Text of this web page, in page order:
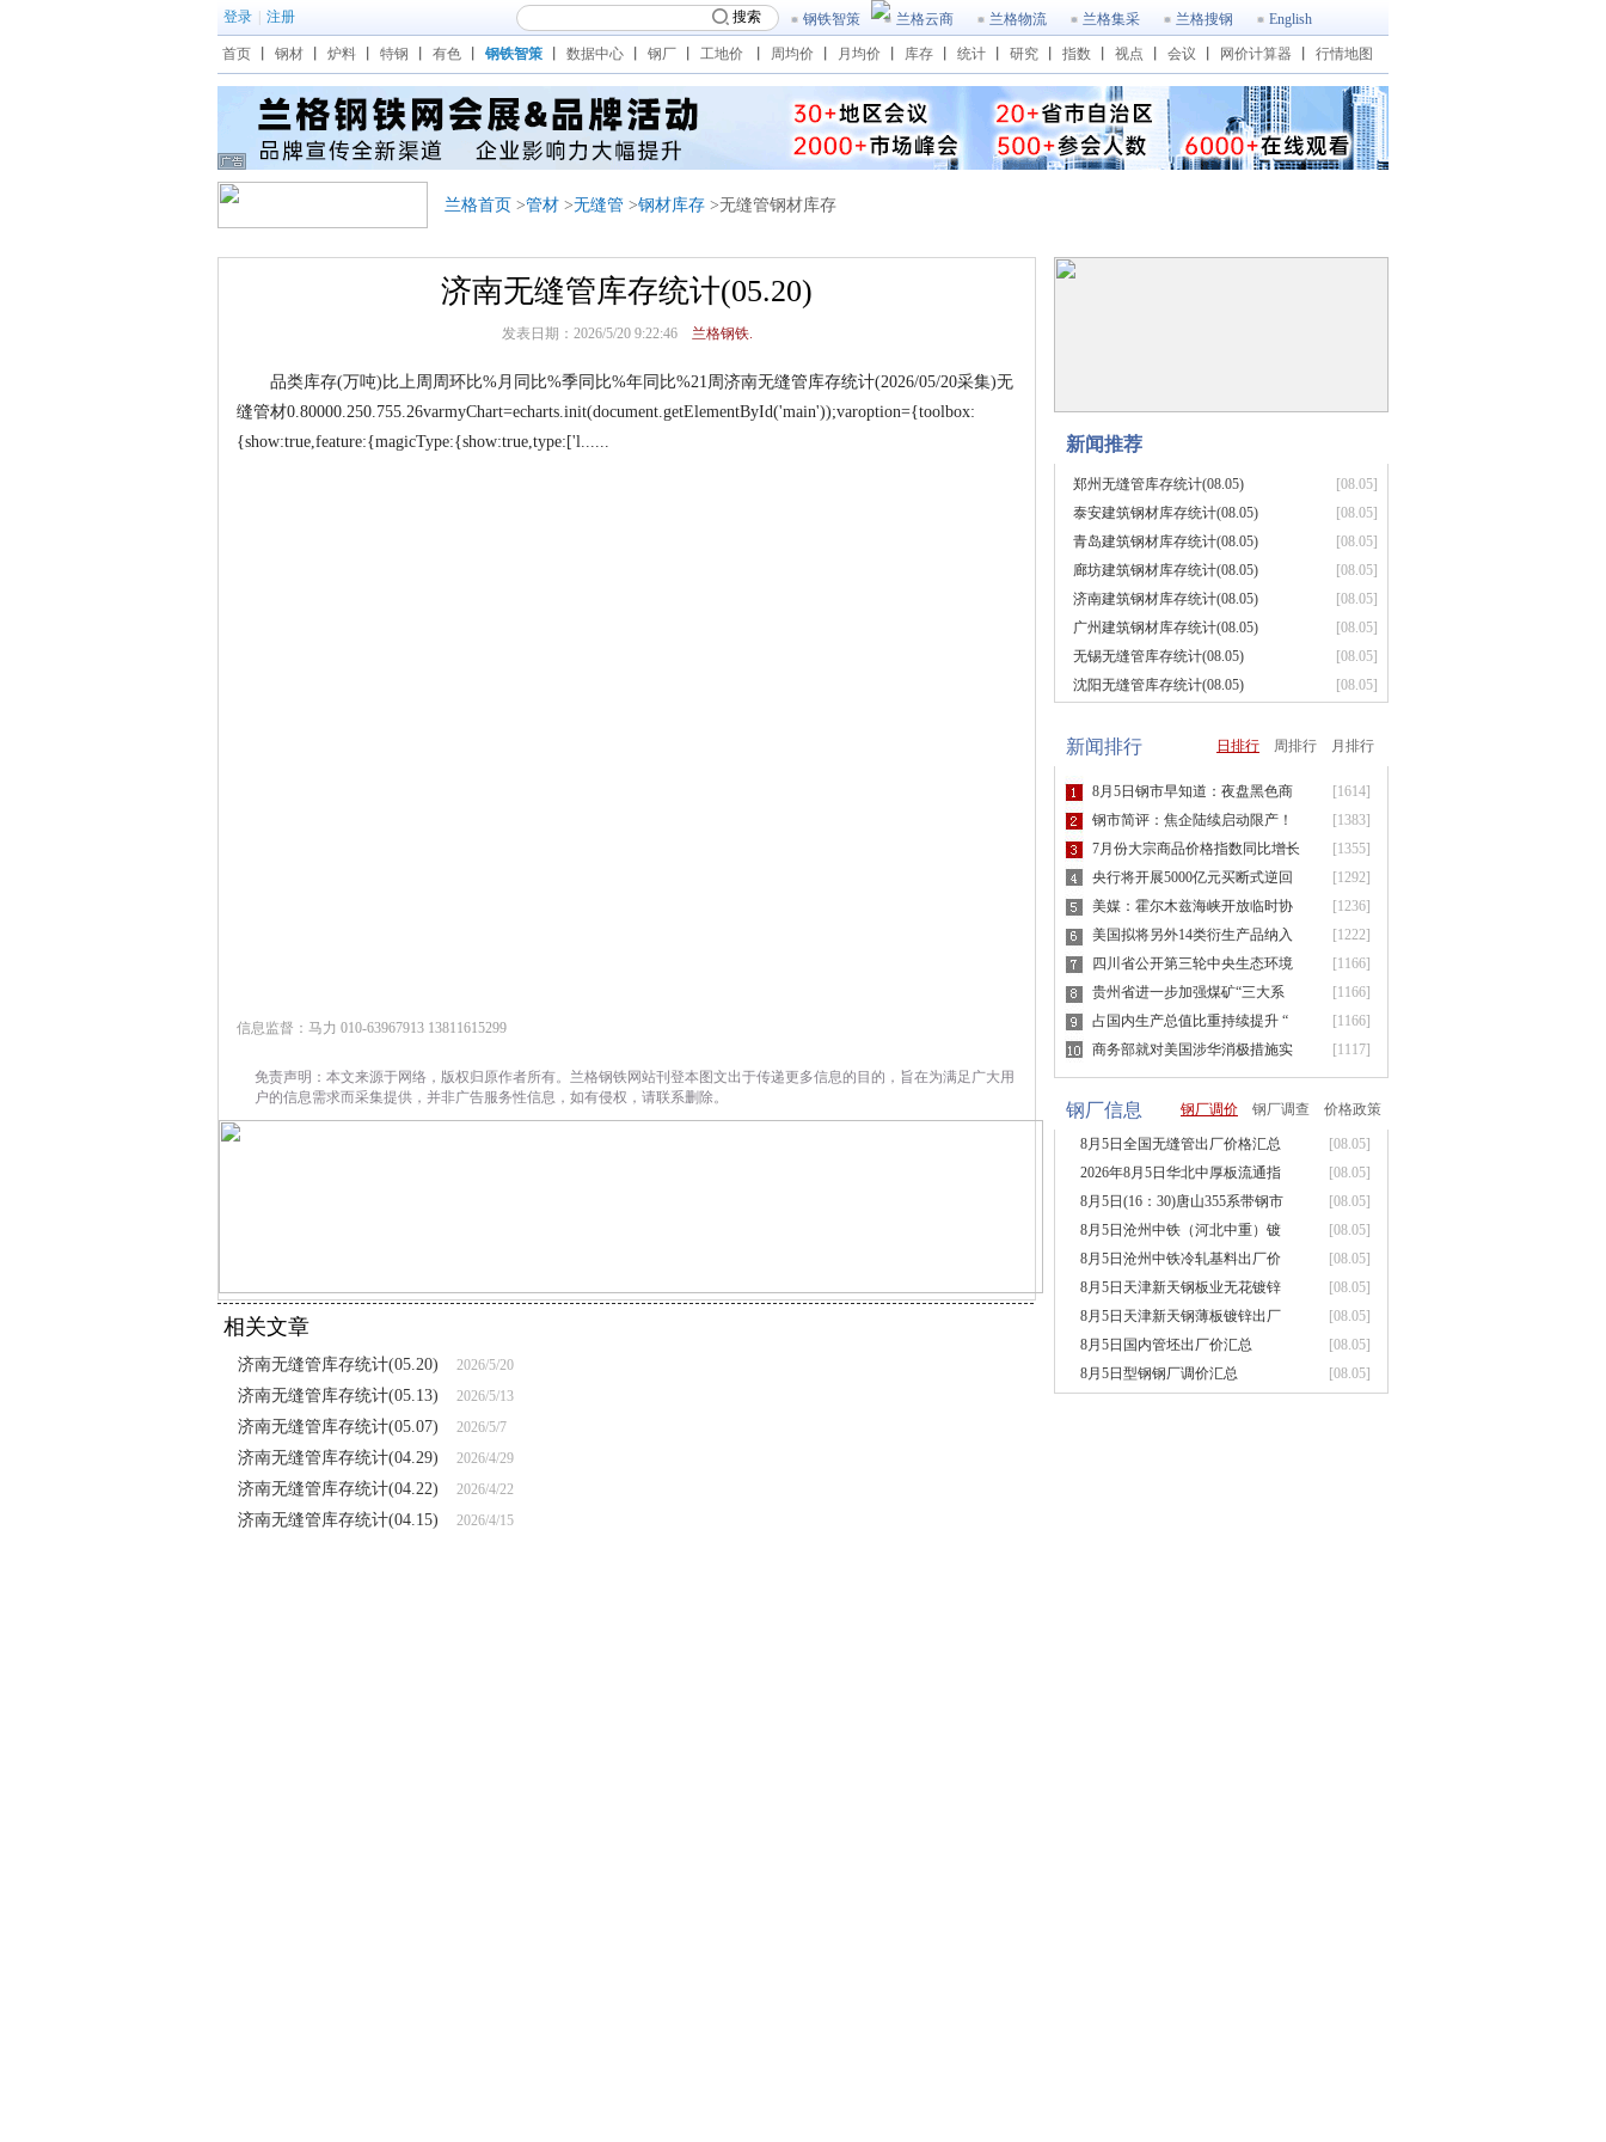
登录 注册 搜索 钢铁智策 兰格云商 兰格物流 兰格集采 兰格搜钢 English
首页 钢材 炉料 特钢 有色 钢铁智策 数据中心 钢厂 工地价 周均价 月均价 库存 统计 研究 指数 视点 会议 网价计算器 行情地图
兰格首页 >管材 >无缝管 >钢材库存 >无缝管钢材库存
济南无缝管库存统计(05.20)
发表日期：2026/5/20 9:22:46兰格钢铁.
品类库存(万吨)比上周周环比%月同比%季同比%年同比%21周济南无缝管库存统计(2026/05/20采集)无
缝管材0.80000.250.755.26varmyChart=echarts.init(document.getElementById('main'));varoption={toolbox:
{show:true,feature:{magicType:{show:true,type:['l......
信息监督：马力 010-63967913 13811615299
免责声明：本文来源于网络，版权归原作者所有。兰格钢铁网站刊登本图文出于传递更多信息的目的，旨在为满足广大用
户的信息需求而采集提供，并非广告服务性信息，如有侵权，请联系删除。
相关文章
济南无缝管库存统计(05.20) 2026/5/20
济南无缝管库存统计(05.13) 2026/5/13
济南无缝管库存统计(05.07) 2026/5/7
济南无缝管库存统计(04.29) 2026/4/29
济南无缝管库存统计(04.22) 2026/4/22
济南无缝管库存统计(04.15) 2026/4/15